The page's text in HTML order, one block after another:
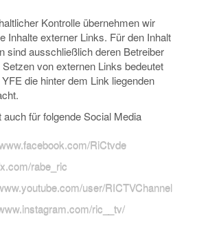
Kontrolle übernehmen wir
Inhalte externer Links. Für den Inhalt
sind ausschließlich deren Betreiber
von externen Links bedeutet
die hinter dem Link liegenden
für folgende Social Media
RiCtvde
rabe_ric
user/RICTVChannel
ric__tv/